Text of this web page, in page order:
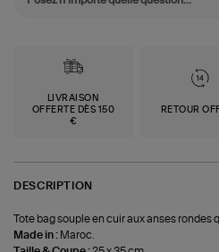
LIVRAISON
OFFERTE DÈS 150
€
RETOUR
DESCRIPTION
Tote bag souple en cuir aux anses rondes
Made in : Maroc.